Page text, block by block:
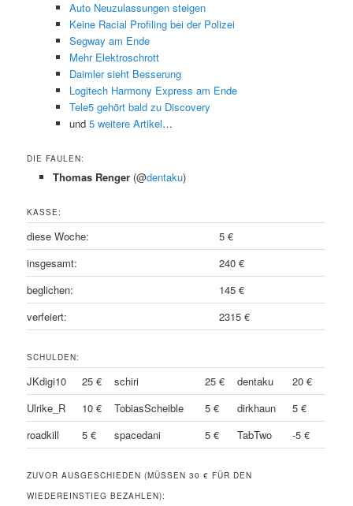
Auto Neuzulassungen steigen
Keine Racial Profiling bei der Polizei
Segway am Ende
Mehr Elektroschrott
Daimler sieht Besserung
Logitech Harmony Express am Ende
Tele5 gehört bald zu Discovery
und 5 weitere Artikel…
DIE FAULEN:
Thomas Renger (@dentaku)
KASSE:
diese Woche:
5 €
insgesamt:
240 €
beglichen:
145 €
verfeiert:
2315 €
SCHULDEN:
JKdigi10 25 € schiri 25 € dentaku
20 €
Ulrike_R
10 € TobiasScheible 5 € dirkhaun
5 €
roadkill
5 € spacedani 5 € TabTwo -5 €
ZUVOR AUSGESCHIEDEN (MÜSSEN 30 € FÜR DEN
WIEDEREINSTIEG BEZAHLEN):